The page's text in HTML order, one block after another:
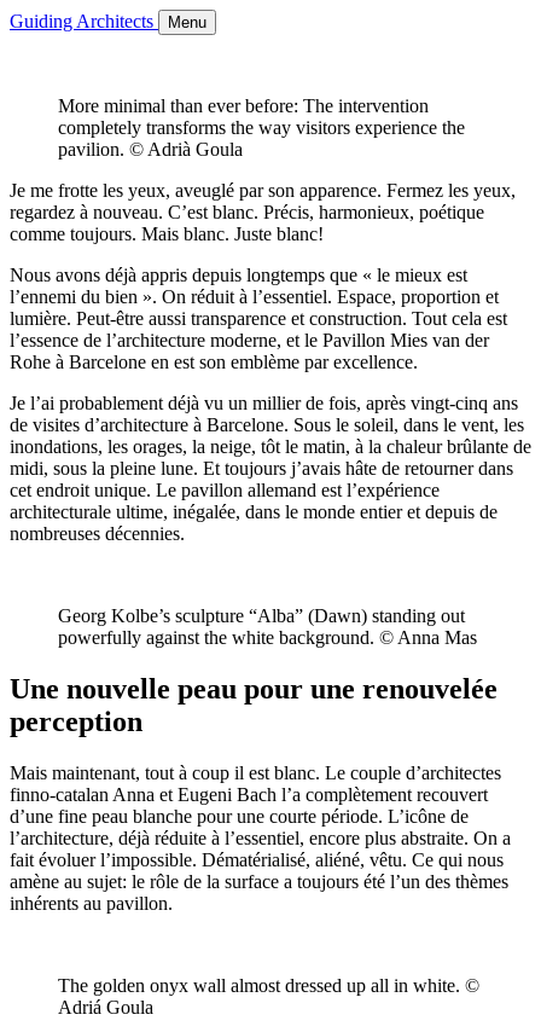
Guiding Architects Menu
More minimal than ever before: The intervention
completely transforms the way visitors experience the
pavilion. © Adrià Goula
Je me frotte les yeux, aveuglé par son apparence. Fermez les yeux,
regardez à nouveau. C’est blanc. Précis, harmonieux, poétique
comme toujours. Mais blanc. Juste blanc!
Nous avons déjà appris depuis longtemps que « le mieux est
l’ennemi du bien ». On réduit à l’essentiel. Espace, proportion et
lumière. Peut-être aussi transparence et construction. Tout cela est
l’essence de l’architecture moderne, et le Pavillon Mies van der
Rohe à Barcelone en est son emblème par excellence.
Je l’ai probablement déjà vu un millier de fois, après vingt-cinq ans
de visites d’architecture à Barcelone. Sous le soleil, dans le vent, les
inondations, les orages, la neige, tôt le matin, à la chaleur brûlante de
midi, sous la pleine lune. Et toujours j’avais hâte de retourner dans
cet endroit unique. Le pavillon allemand est l’expérience
architecturale ultime, inégalée, dans le monde entier et depuis de
nombreuses décennies.
Georg Kolbe’s sculpture “Alba” (Dawn) standing out
powerfully against the white background. © Anna Mas
Une nouvelle peau pour une renouvelée
perception
Mais maintenant, tout à coup il est blanc. Le couple d’architectes
finno-catalan Anna et Eugeni Bach l’a complètement recouvert
d’une fine peau blanche pour une courte période. L’icône de
l’architecture, déjà réduite à l’essentiel, encore plus abstraite. On a
fait évoluer l’impossible. Dématérialisé, aliéné, vêtu. Ce qui nous
amène au sujet: le rôle de la surface a toujours été l’un des thèmes
inhérents au pavillon.
The golden onyx wall almost dressed up all in white. ©
Adriá Goula